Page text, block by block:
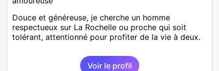
Douce et généreuse, je cherche un homme
respectueux sur La Rochelle ou proche qui soit
tolérant, attentionné pour profiter de la vie à deux.
Voir le profil